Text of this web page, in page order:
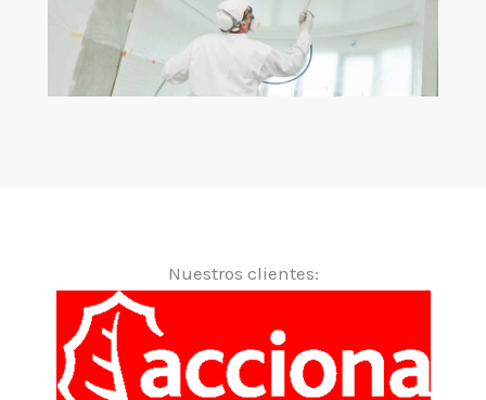
Nuestros clientes: